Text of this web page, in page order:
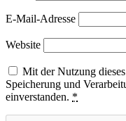
E-Mail-Adresse
Website
Mit der Nutzung
Speicherung und
einverstanden. *